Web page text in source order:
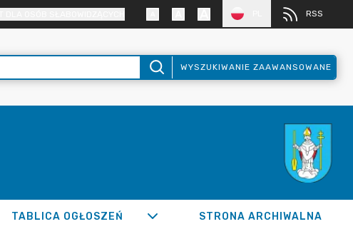
RSS
WYSZUKIWANIE ZAAWANSOWANE
TABLICA OGŁOSZEŃ STRONA ARCHIWALNA